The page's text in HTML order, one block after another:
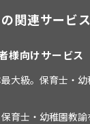
関連サービス
様向けサービス
大級。保育士・
育士・幼稚園教